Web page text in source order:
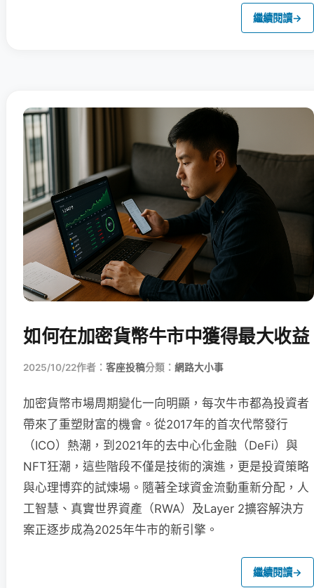
繼續閱讀→
如何在加密貨幣牛市中獲得最大收益
2025/10/22作者： 客座投稿分類： 網路大小事
加密貨幣市場周期變化一向明顯，每次牛市都為投資者
帶來了重塑財富的機會。從2017年的首次代幣發行
（ICO）熱潮，到2021年的去中心化金融（DeFi）與
NFT狂潮，這些階段不僅是技術的演進，更是投資策略
與心理博弈的試煉場。隨著全球資金流動重新分配，人
工智慧、真實世界資產（RWA）及Layer 2擴容解決方
案正逐步成為2025年牛市的新引擎。
繼續閱讀→